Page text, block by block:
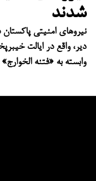
شدند
نیروهای امنیتی
وابسته به «فتنه